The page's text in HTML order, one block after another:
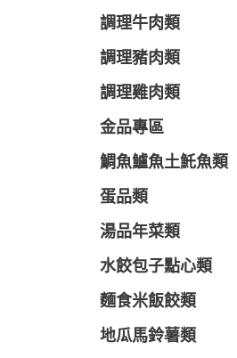
調理牛肉類
調理豬肉類
調理雞肉類
金品專區
鯛魚鱸魚土魠魚類
蛋品類
湯品年菜類
水餃包子點心類
麵食米飯餃類
地瓜馬鈴薯類